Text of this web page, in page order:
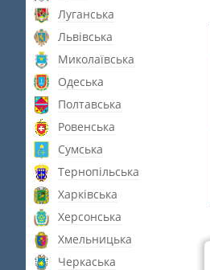
Луганська
Львівська
Миколаївська
Одеська
Полтавська
Ровенська
Сумська
Тернопільська
Харківська
Херсонська
Хмельницька
Черкаська